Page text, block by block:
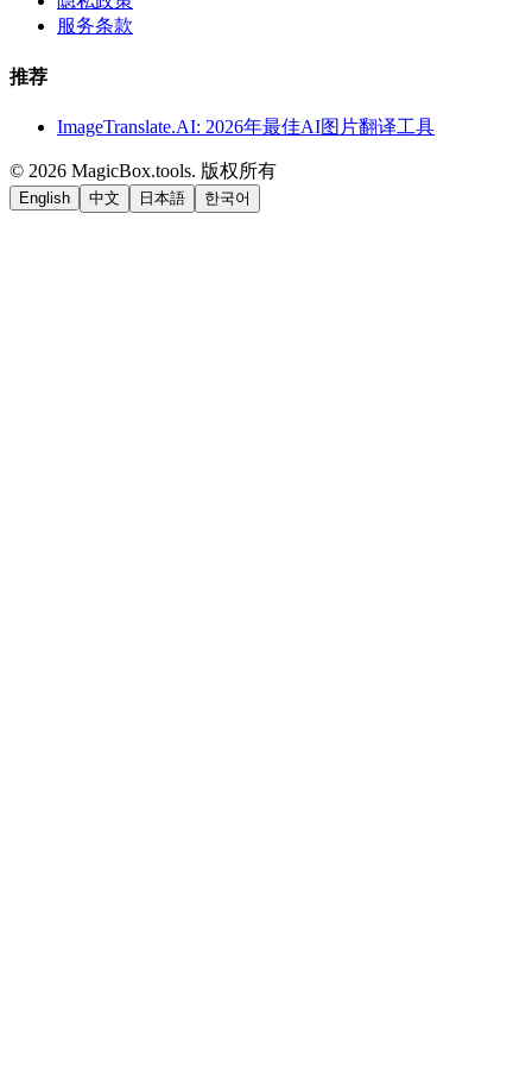
服务条款
推荐
ImageTranslate.AI: 2026年最佳AI图片翻译工具
© 2026 MagicBox.tools. 版权所有
English 中文 日本語 한국어